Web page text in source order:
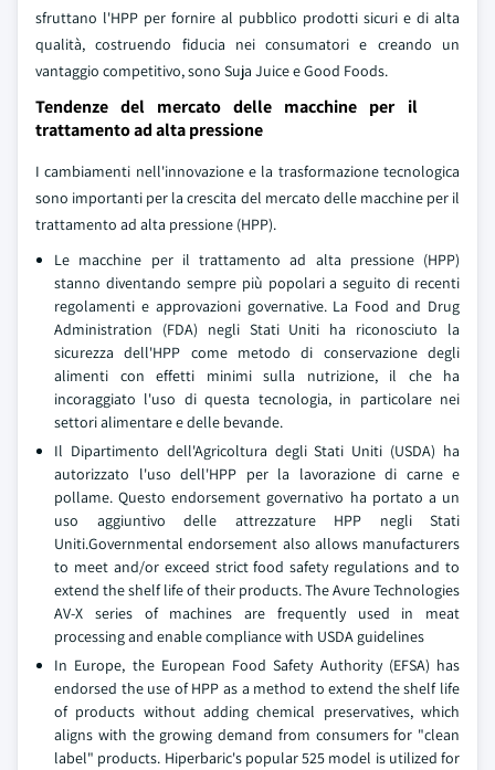
sfruttano l'HPP per fornire al pubblico prodotti sicuri e di alta
qualità, costruendo fiducia nei consumatori e creando un
vantaggio competitivo, sono Suja Juice e Good Foods.
Tendenze del mercato delle macchine per il
trattamento ad alta pressione
I cambiamenti nell'innovazione e la trasformazione tecnologica
sono importanti per la crescita del mercato delle macchine per il
trattamento ad alta pressione (HPP).
Le macchine per il trattamento ad alta pressione (HPP)
stanno diventando sempre più popolari a seguito di recenti
regolamenti e approvazioni governative. La Food and Drug
Administration (FDA) negli Stati Uniti ha riconosciuto la
sicurezza dell'HPP come metodo di conservazione degli
alimenti con effetti minimi sulla nutrizione, il che ha
incoraggiato l'uso di questa tecnologia, in particolare nei
settori alimentare e delle bevande.
Il Dipartimento dell'Agricoltura degli Stati Uniti (USDA) ha
autorizzato l'uso dell'HPP per la lavorazione di carne e
pollame. Questo endorsement governativo ha portato a un
uso aggiuntivo delle attrezzature HPP negli Stati
Uniti.Governmental endorsement also allows manufacturers
to meet and/or exceed strict food safety regulations and to
extend the shelf life of their products. The Avure Technologies
AV-X series of machines are frequently used in meat
processing and enable compliance with USDA guidelines
In Europe, the European Food Safety Authority (EFSA) has
endorsed the use of HPP as a method to extend the shelf life
of products without adding chemical preservatives, which
aligns with the growing demand from consumers for "clean
label" products. Hiperbaric's popular 525 model is utilized for